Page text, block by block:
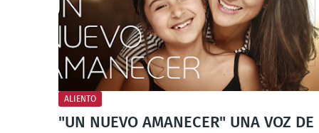
ALIENTO
"UN NUEVO AMANECER" UNA VOZ DE